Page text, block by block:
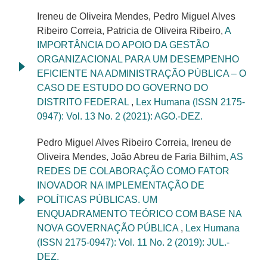
Ireneu de Oliveira Mendes, Pedro Miguel Alves
Ribeiro Correia, Patricia de Oliveira Ribeiro, A
IMPORTÂNCIA DO APOIO DA GESTÃO
ORGANIZACIONAL PARA UM DESEMPENHO
EFICIENTE NA ADMINISTRAÇÃO PÚBLICA – O
CASO DE ESTUDO DO GOVERNO DO
DISTRITO FEDERAL , Lex Humana (ISSN 2175-
0947): Vol. 13 No. 2 (2021): AGO.-DEZ.
Pedro Miguel Alves Ribeiro Correia, Ireneu de
Oliveira Mendes, João Abreu de Faria Bilhim, AS
REDES DE COLABORAÇÃO COMO FATOR
INOVADOR NA IMPLEMENTAÇÃO DE
POLÍTICAS PÚBLICAS. UM
ENQUADRAMENTO TEÓRICO COM BASE NA
NOVA GOVERNAÇÃO PÚBLICA , Lex Humana
(ISSN 2175-0947): Vol. 11 No. 2 (2019): JUL.-
DEZ.